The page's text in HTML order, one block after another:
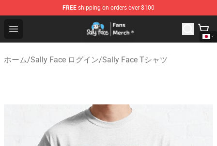
FREE shipping on orders over $100
Open menu
Sally Face Store - Official Sally Face Merchandise Shop
ホーム/Sally Face ログイン/Sally Face Tシャツ